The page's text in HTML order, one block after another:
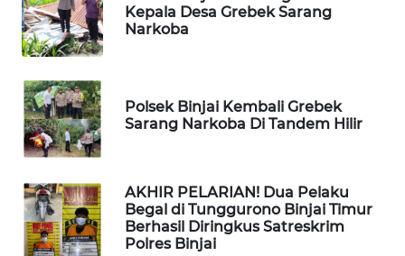
Kepala Desa Grebek Sarang
Narkoba
Polsek Binjai Kembali Grebek
Sarang Narkoba Di Tandem Hilir
AKHIR PELARIAN! Dua Pelaku
Begal di Tunggurono Binjai Timur
Berhasil Diringkus Satreskrim
Polres Binjai
FORWAMKI
FORJASIDA
TAMBANG
NEWS
SITUNGIR
NEWS